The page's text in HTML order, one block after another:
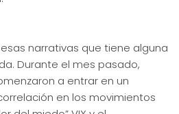
narrativas que tiene alguna
Durante el mes pasado,
a entrar en un
en los movimientos